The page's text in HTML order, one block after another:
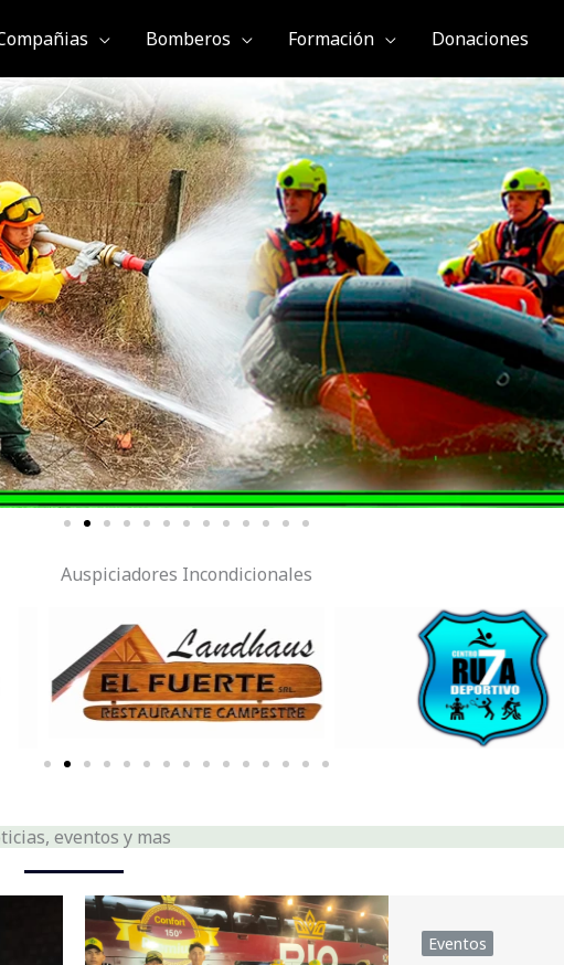
Bomberos Formación Donaciones
Auspiciadores Incondicionales
eventos y mas
Eventos